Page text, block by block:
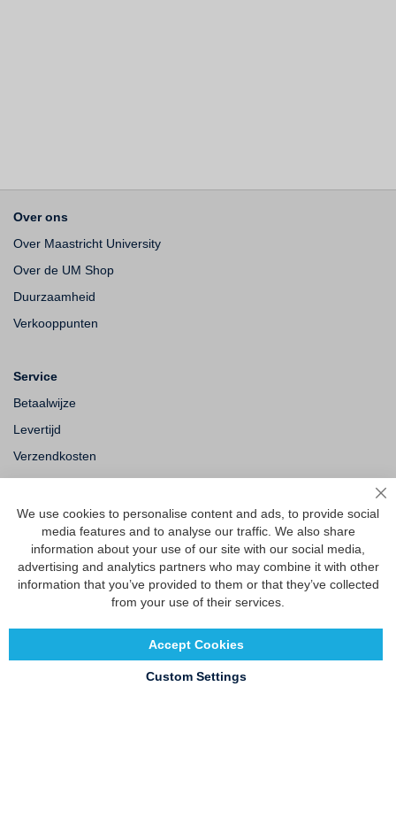
Over ons
Over Maastricht University
Over de UM Shop
Duurzaamheid
Verkooppunten
Service
Betaalwijze
Levertijd
Verzendkosten
Ruilen & retourneren
Vragen
Veelgestelde vragen
Maattabel
We use cookies to personalise content and ads, to provide social
media features and to analyse our traffic. We also share
information about your use of our site with our social media,
advertising and analytics partners who may combine it with other
information that you’ve provided to them or that they’ve collected
from your use of their services.
Accept Cookies
Custom Settings